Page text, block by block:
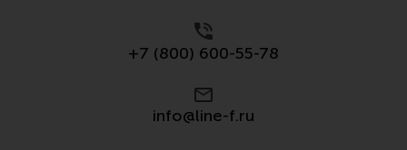
+7 (800) 600-55-78
info@line-f.ru